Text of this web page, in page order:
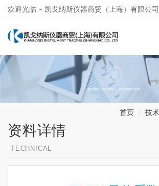
欢迎光临 ~ 凯戈纳斯仪器商贸（上海）有限公司
首页 技
资料详情
TECHNICAL